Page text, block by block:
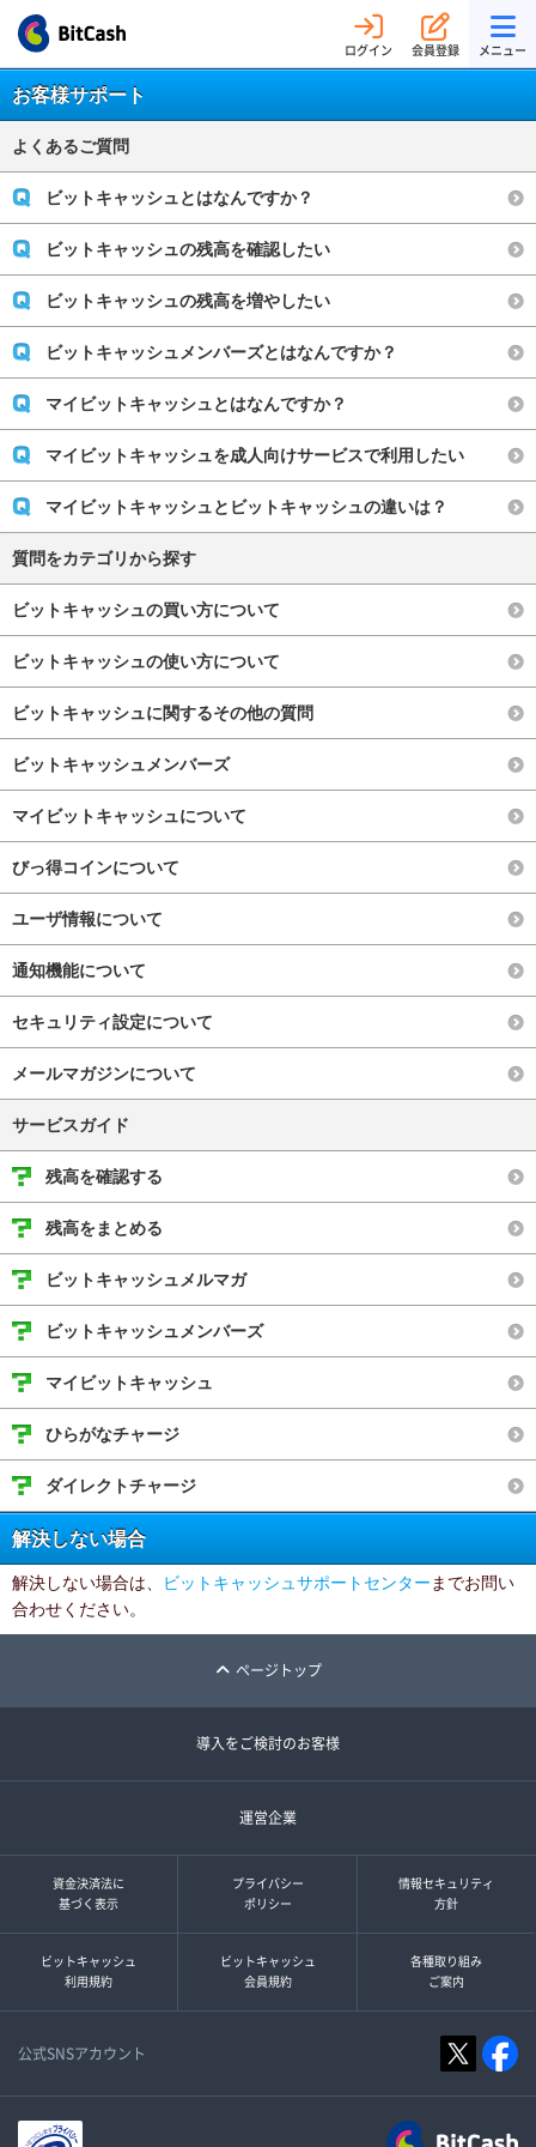
ログイン 会員登録 メニュー
お客様サポート
よくあるご質問
ビットキャッシュとはなんですか？
ビットキャッシュの残高を確認したい
ビットキャッシュの残高を増やしたい
ビットキャッシュメンバーズとはなんですか？
マイビットキャッシュとはなんですか？
マイビットキャッシュを成人向けサービスで利用したい
マイビットキャッシュとビットキャッシュの違いは？
質問をカテゴリから探す
ビットキャッシュの買い方について
ビットキャッシュの使い方について
ビットキャッシュに関するその他の質問
ビットキャッシュメンバーズ
マイビットキャッシュについて
びっ得コインについて
ユーザ情報について
通知機能について
セキュリティ設定について
メールマガジンについて
サービスガイド
残高を確認する
残高をまとめる
ビットキャッシュメルマガ
ビットキャッシュメンバーズ
マイビットキャッシュ
ひらがなチャージ
ダイレクトチャージ
解決しない場合
解決しない場合は、 ビットキャッシュサポートセンター までお問い
合わせください。
ページトップ
導入をご検討のお客様
運営企業
資金決済法に
基づく表示
プライバシー
ポリシー
情報セキュリティ
方針
ビットキャッシュ
利用規約
ビットキャッシュ
会員規約
各種取り組み
ご案内
公式SNSアカウント